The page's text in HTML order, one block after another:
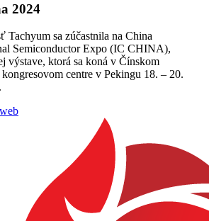
2024
Tachyum sa zúčastnila na China
Semiconductor Expo (IC CHINA),
výstave, ktorá sa koná v Čínskom
centre v Pekingu 18. – 20.